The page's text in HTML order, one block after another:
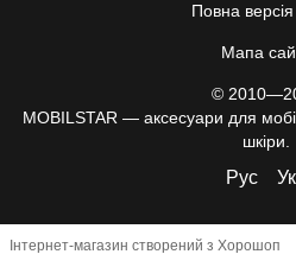
Повна
Мапа
©
MOBILSTAR — аксесуари для
шкіри.
Рус
Інтернет-магазин створений з Хорошоп